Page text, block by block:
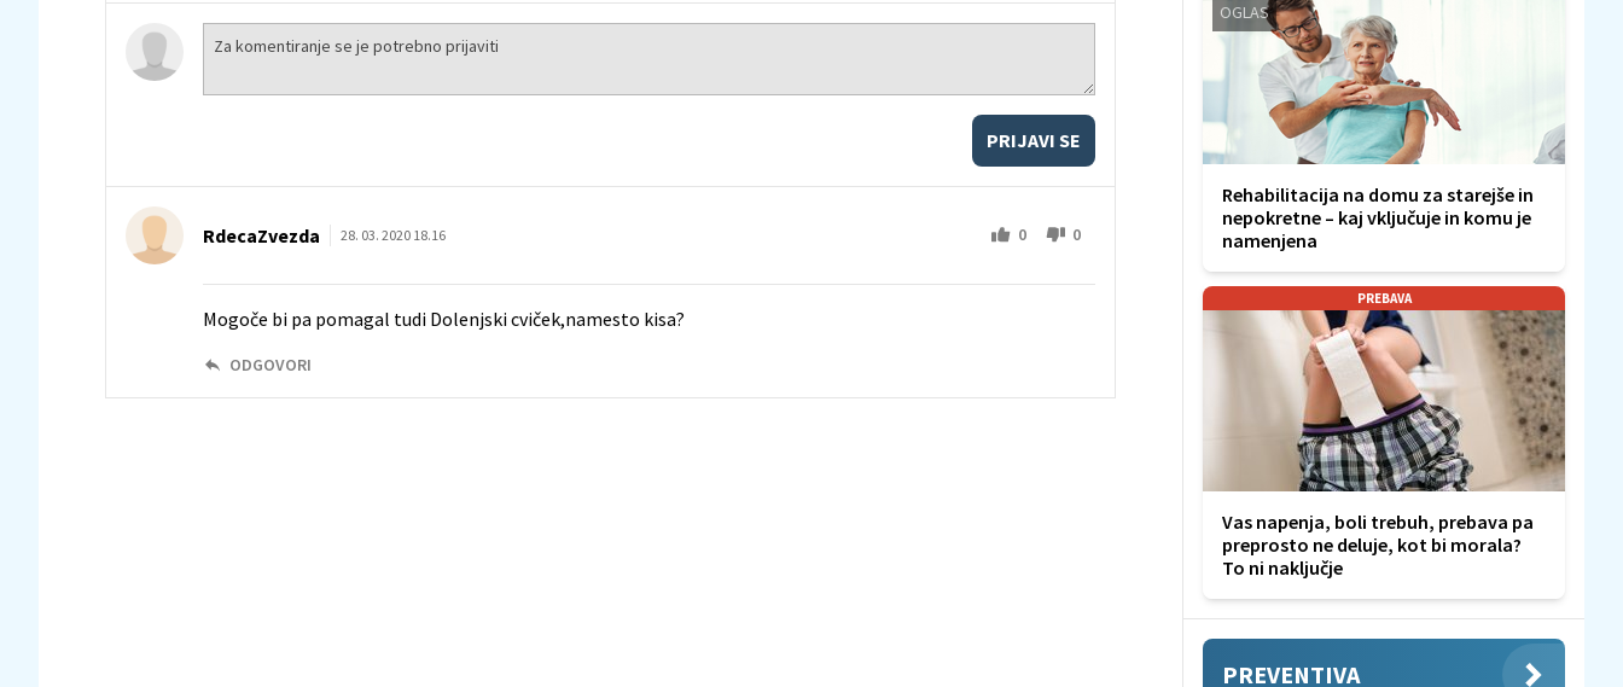
PRIJAVI SE
RdecaZvezda 28. 03. 2020 18.16 0 0
Mogoče bi pa pomagal tudi Dolenjski cviček,namesto kisa?
ODGOVORI
OGLAS
Rehabilitacija na domu za starejše in
nepokretne – kaj vključuje in komu je
namenjena
PREBAVA
Vas napenja, boli trebuh, prebava pa
preprosto ne deluje, kot bi morala?
To ni naključje
PREVENTIVA